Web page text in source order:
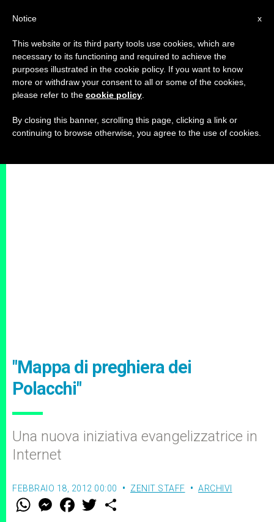
"Mappa di preghiera dei
Polacchi"
Una nuova iniziativa evangelizzatrice in
Internet
FEBBRAIO 18, 2012 00:00 ZENIT STAFF ARCHIVI
W M
e
F
a w
x
Notice
This website or its third party tools use cookies, which are
necessary to its functioning and required to achieve the
purposes illustrated in the cookie policy. If you want to know
more or withdraw your consent to all or some of the cookies,
please refer to the cookie policy
By closing this banner, scrolling this page, clicking a link or
continuing to browse otherwise, you agree to the use of cookies.